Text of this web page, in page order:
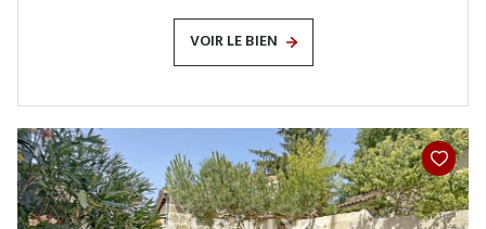
VOIR LE BIEN